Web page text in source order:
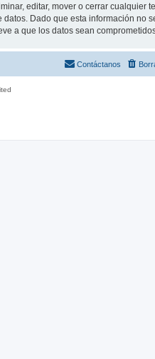
editar, mover o cerrar cualquier
Dado que esta información no
a que los datos sean
Contáctanos